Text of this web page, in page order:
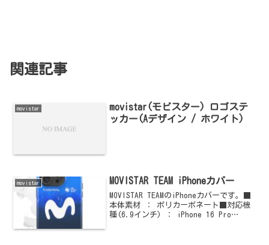
関連記事
movistar
movistar(モビスター) ロゴステ
ッカー(Aデザイン / ホワイト)
movistar MOVISTAR TEAM iPhoneカバー
MOVISTAR TEAMのiPhoneカバーです。■
本体素材 ： ポリカーボネート■対応機
種(6.9インチ) ： iPhone 16 Pro